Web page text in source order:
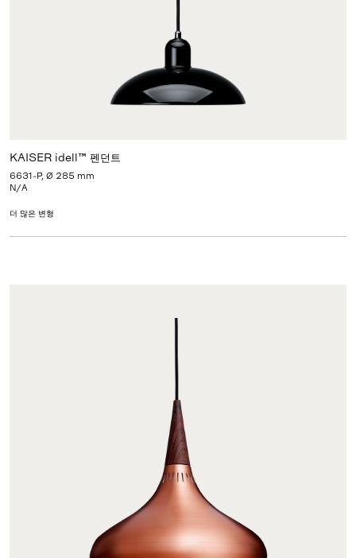
KAISER idell™ 펜던트
6631-P, Ø 285 mm
N/A
더 많은 변형